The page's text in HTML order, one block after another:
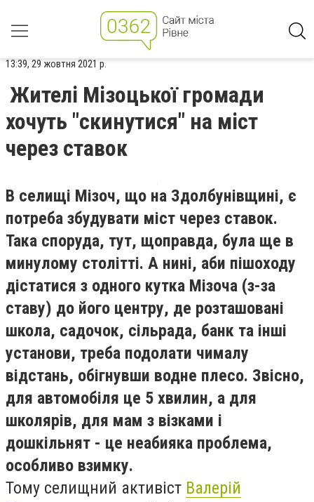
13:39, 29 жовтня 2021 р.
Жителі Мізоцької громади
хочуть "скинутися" на міст
через ставок
В селищі Мізоч, що на Здолбунівщині, є
потреба збудувати міст через ставок.
Така споруда, тут, щоправда, була ще в
минулому столітті. А нині, аби пішоходу
дістатися з одного кутка Мізоча (з-за
ставу) до його центру, де розташовані
школа, садочок, сільрада, банк та інші
установи, треба подолати чималу
відстань, обігнувши водне плесо. Звісно,
для автомобіля це 5 хвилин, а для
школярів, для мам з візками і
дошкільнят - це неабияка проблема,
особливо взимку.
Тому селищний активіст Валерій